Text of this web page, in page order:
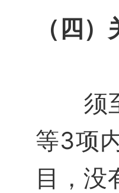
（四
须至
等3项
目，没